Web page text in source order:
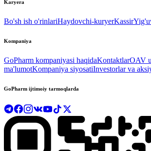
Karyera
Bo'sh ish o'rinlariHaydovchi-kuryerKassir
Kompaniya
GoPharm kompaniyasi haqidaKontaktlarOAV
ma'lumotKompaniya siyosatiInvestorlar va
GoPharm ijtimoiy tarmoqlarda